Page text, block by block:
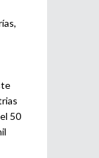
50